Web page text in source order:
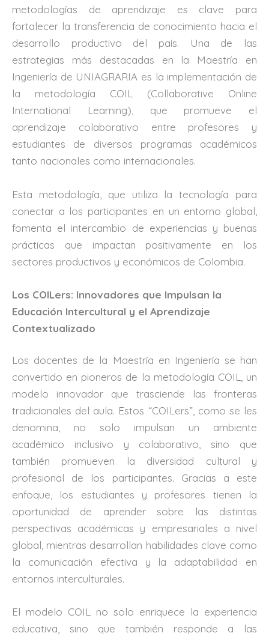
metodologías de aprendizaje es clave para
fortalecer la transferencia de conocimiento hacia el
desarrollo productivo del país. Una de las
estrategias más destacadas en la Maestría en
Ingeniería de UNIAGRARIA es la implementación de
la metodología COIL (Collaborative Online
International Learning), que promueve el
aprendizaje colaborativo entre profesores y
estudiantes de diversos programas académicos
tanto nacionales como internacionales.
Esta metodología, que utiliza la tecnología para
conectar a los participantes en un entorno global,
fomenta el intercambio de experiencias y buenas
prácticas que impactan positivamente en los
sectores productivos y económicos de Colombia.
Los COILers: Innovadores que Impulsan la
Educación Intercultural y el Aprendizaje
Contextualizado
Los docentes de la Maestría en Ingeniería se han
convertido en pioneros de la metodología COIL, un
modelo innovador que trasciende las fronteras
tradicionales del aula. Estos “COILers”, como se les
denomina, no solo impulsan un ambiente
académico inclusivo y colaborativo, sino que
también promueven la diversidad cultural y
profesional de los participantes. Gracias a este
enfoque, los estudiantes y profesores tienen la
oportunidad de aprender sobre las distintas
perspectivas académicas y empresariales a nivel
global, mientras desarrollan habilidades clave como
la comunicación efectiva y la adaptabilidad en
entornos interculturales.
El modelo COIL no solo enriquece la experiencia
educativa, sino que también responde a las